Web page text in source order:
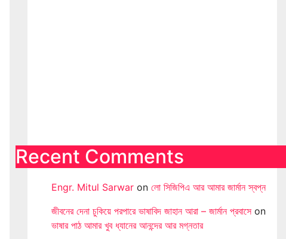
Recent Comments
Engr. Mitul Sarwar on লো সিজিপিএ আর আমার জার্মান স্বপ্ন
জীবনের দেনা চুকিয়ে পরপারে ভাষাবিদ জাহান আরা – জার্মান প্রবাসেon
ভাষার পাঠ আমার খুব ধ্যানের আনন্দের আর মগ্নতার